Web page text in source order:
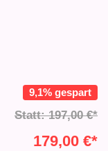
9,1% gespart
Statt: 197,00 €*
179,00 €*